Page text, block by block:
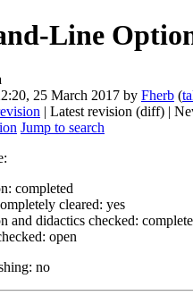
Line
25 March 2017 by Fherb (
| Latest revision (diff) |
Jump to search
completed
cleared: yes
and didactics checked:
open
no